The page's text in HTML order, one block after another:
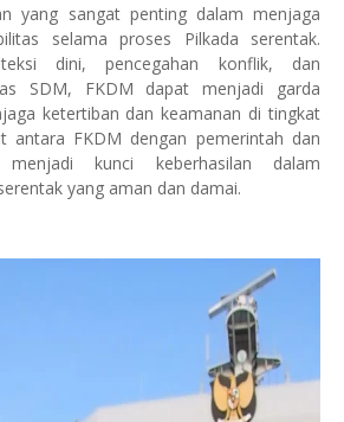
yang sangat penting dalam menjaga
selama proses Pilkada serentak.
dini, pencegahan konflik, dan
SDM, FKDM dapat menjadi garda
ketertiban dan keamanan di tingkat
antara FKDM dengan pemerintah dan
kunci keberhasilan dalam
yang aman dan damai.